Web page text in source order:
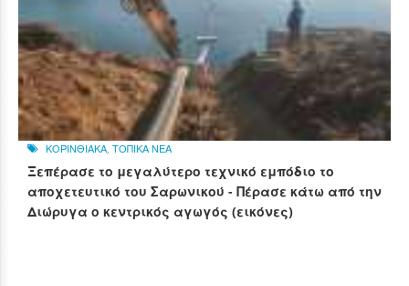
ΚΟΡΙΝΘΙΑΚΑ ΤΟΠΙΚΑ ΝΕΑ
Ξεπέρασε το μεγαλύτερο τεχνικό εμπόδιο το
αποχετευτικό του Σαρωνικού - Πέρασε κάτω από την
Διώρυγα ο κεντρικός αγωγός (εικόνες)